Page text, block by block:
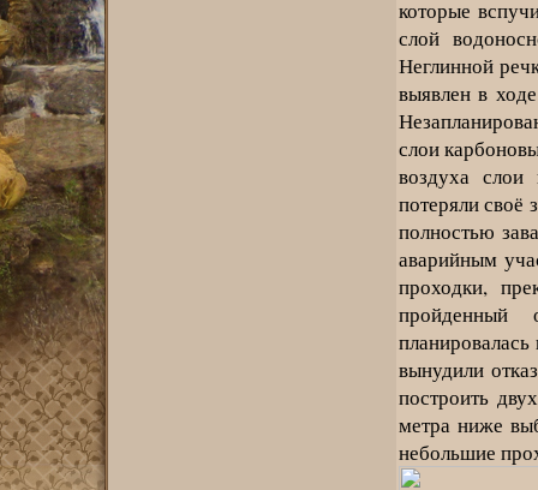
которые
слой
Неглинной
выявлен в
слои
воздуха слои
потеряли своё
полностью
аварийным
проходки,
пройденный
вынудили
построить
метра ниже
небольшие